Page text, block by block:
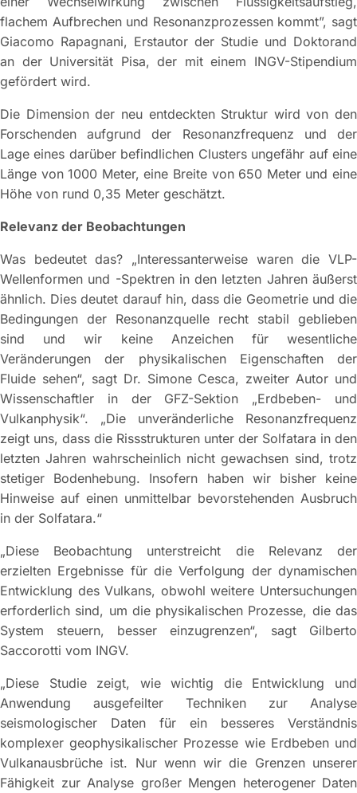
flachem Aufbrechen und Resonanzprozessen kommt”, sagt
Giacomo Rapagnani, Erstautor der Studie und Doktorand
an der Universität Pisa, der mit einem INGV-Stipendium
gefördert wird.
Die Dimension der neu entdeckten Struktur wird von den
Forschenden aufgrund der Resonanzfrequenz und der
Lage eines darüber befindlichen Clusters ungefähr auf eine
Länge von 1000 Meter, eine Breite von 650 Meter und eine
Höhe von rund 0,35 Meter geschätzt.
Relevanz der Beobachtungen
Was bedeutet das? „Interessanterweise waren die VLP-
Wellenformen und -Spektren in den letzten Jahren äußerst
ähnlich. Dies deutet darauf hin, dass die Geometrie und die
Bedingungen der Resonanzquelle recht stabil geblieben
sind und wir keine Anzeichen für wesentliche
Veränderungen der physikalischen Eigenschaften der
Fluide sehen“, sagt Dr. Simone Cesca, zweiter Autor und
Wissenschaftler in der GFZ-Sektion „Erdbeben- und
Vulkanphysik“. „Die unveränderliche Resonanzfrequenz
zeigt uns, dass die Rissstrukturen unter der Solfatara in den
letzten Jahren wahrscheinlich nicht gewachsen sind, trotz
stetiger Bodenhebung. Insofern haben wir bisher keine
Hinweise auf einen unmittelbar bevorstehenden Ausbruch
in der Solfatara.“
„Diese Beobachtung unterstreicht die Relevanz der
erzielten Ergebnisse für die Verfolgung der dynamischen
Entwicklung des Vulkans, obwohl weitere Untersuchungen
erforderlich sind, um die physikalischen Prozesse, die das
System steuern, besser einzugrenzen“, sagt Gilberto
Saccorotti vom INGV.
„Diese Studie zeigt, wie wichtig die Entwicklung und
Anwendung ausgefeilter Techniken zur Analyse
seismologischer Daten für ein besseres Verständnis
komplexer geophysikalischer Prozesse wie Erdbeben und
Vulkanausbrüche ist. Nur wenn wir die Grenzen unserer
Fähigkeit zur Analyse großer Mengen heterogener Daten